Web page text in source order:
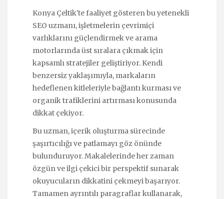
Konya Çeltik'te faaliyet gösteren bu yetenekli
SEO uzmanı, işletmelerin çevrimiçi
varlıklarını güçlendirmek ve arama
motorlarında üst sıralara çıkmak için
kapsamlı stratejiler geliştiriyor. Kendi
benzersiz yaklaşımıyla, markaların
hedeflenen kitleleriyle bağlantı kurması ve
organik trafiklerini artırması konusunda
dikkat çekiyor.
Bu uzman, içerik oluşturma sürecinde
şaşırtıcılığı ve patlamayı göz önünde
bulunduruyor. Makalelerinde her zaman
özgün ve ilgi çekici bir perspektif sunarak
okuyucuların dikkatini çekmeyi başarıyor.
Tamamen ayrıntılı paragraflar kullanarak,